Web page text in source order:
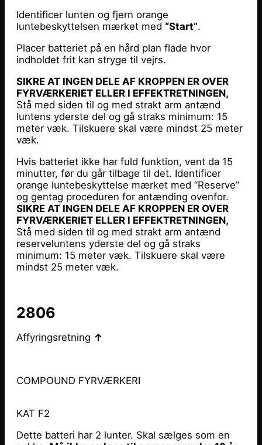
Identificer lunten og fjern orange
luntebeskyttelsen mærket med “Start”.
Placer batteriet på en hård plan flade hvor
indholdet frit kan stryge til vejrs.
SIKRE AT INGEN DELE AF KROPPEN ER OVER
FYRVÆRKERIET ELLER I EFFEKTRETNINGEN,
Stå med siden til og med strakt arm antænd
luntens yderste del og gå straks minimum: 15
meter væk. Tilskuere skal være mindst 25 meter
væk.
Hvis batteriet ikke har fuld funktion, vent da 15
minutter, før du går tilbage til det. Identificer
orange luntebeskyttelse mærket med “Reserve”
og gentag proceduren for antænding ovenfor.
SIKRE AT INGEN DELE AF KROPPEN ER OVER
FYRVÆRKERIET ELLER I EFFEKTRETNINGEN,
Stå med siden til og med strakt arm antænd
reserveluntens yderste del og gå straks
minimum: 15 meter væk. Tilskuere skal være
mindst 25 meter væk.
2806
Affyringsretning ↑
COMPOUND FYRVÆRKERI
KAT F2
Dette batteri har 2 lunter. Skal sælges som en